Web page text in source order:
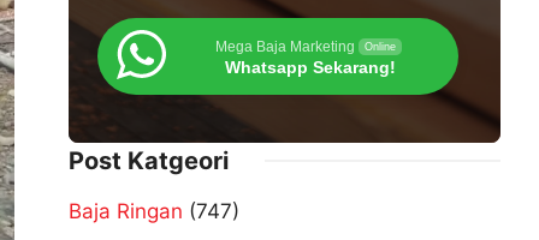
Mega Baja Marketing Online
Whatsapp Sekarang!
Post Katgeori
Baja Ringan (747)